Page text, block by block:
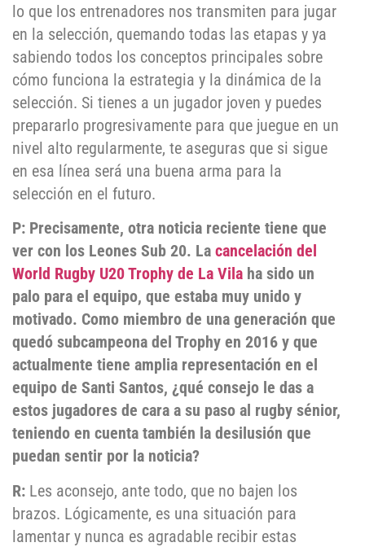
lo que los entrenadores nos transmiten para jugar
en la selección, quemando todas las etapas y ya
sabiendo todos los conceptos principales sobre
cómo funciona la estrategia y la dinámica de la
selección. Si tienes a un jugador joven y puedes
prepararlo progresivamente para que juegue en un
nivel alto regularmente, te aseguras que si sigue
en esa línea será una buena arma para la
selección en el futuro.
P: Precisamente, otra noticia reciente tiene que
ver con los Leones Sub 20. La cancelación del
World Rugby U20 Trophy de La Vila ha sido un
palo para el equipo, que estaba muy unido y
motivado. Como miembro de una generación que
quedó subcampeona del Trophy en 2016 y que
actualmente tiene amplia representación en el
equipo de Santi Santos, ¿qué consejo le das a
estos jugadores de cara a su paso al rugby sénior,
teniendo en cuenta también la desilusión que
puedan sentir por la noticia?
R: Les aconsejo, ante todo, que no bajen los
brazos. Lógicamente, es una situación para
lamentar y nunca es agradable recibir estas